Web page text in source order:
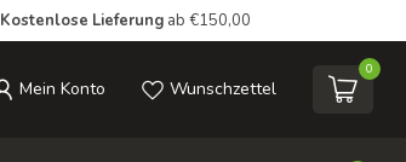
Kostenlose Lieferungab €150,00
Mein Konto Wunschzettel
0